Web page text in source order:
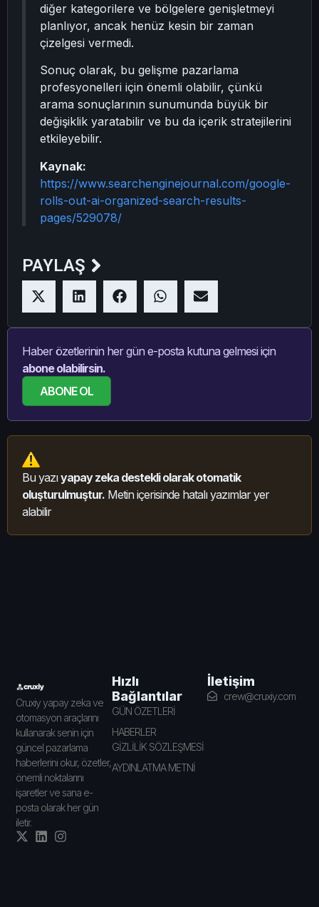
diğer kategorilere ve bölgelere genişletmeyi
planlıyor, ancak henüz kesin bir zaman
çizelgesi vermedi.
Sonuç olarak, bu gelişme pazarlama
profesyonelleri için önemli olabilir, çünkü
arama sonuçlarının sunumunda büyük bir
değişiklik yaratabilir ve bu da içerik stratejilerini
etkileyebilir.
Kaynak:
https://www.searchenginejournal.com/google-
rolls-out-ai-organized-search-results-
pages/529078/
PAYLAŞ
Haber özetlerinin her gün e-posta kutuna gelmesi için
abone olabilirsin.
ABONE OL
Bu yazıyapay zeka destekli olarak otomatik
oluşturulmuştur. Metin içerisinde hatalı yazımlar yer
alabilir
Cruxiy yapay zeka ve
otomasyon araçlarını
kullanarak senin için
güncel pazarlama
haberlerini okur, özetler,
önemli noktalarını
işaretler ve sana e-
posta olarak her gün
iletir.
Hızlı
Bağlantılar
GÜN ÖZETLERİ
HABERLER
GİZLİLİK SÖZLEŞMESİ
AYDINLATMA METNİ
İletişim
crew@cruxiy.com